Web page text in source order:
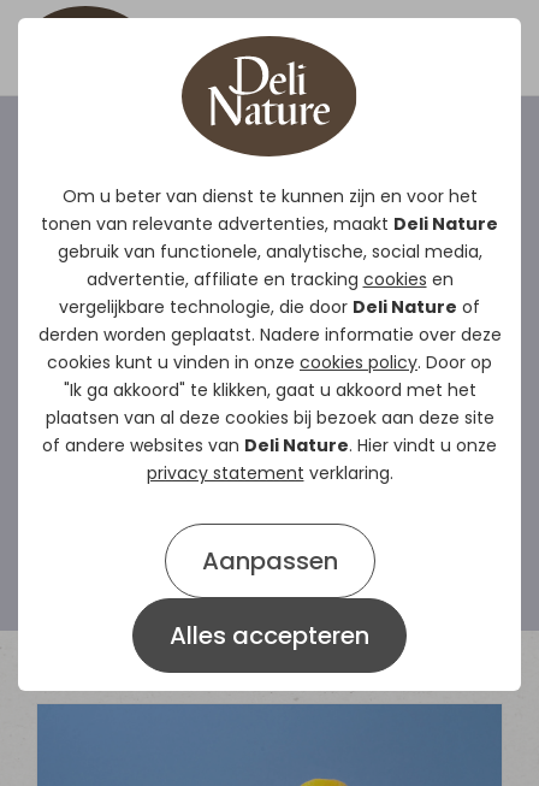
Om u beter van dienst te kunnen zijn en voor het
tonen van relevante advertenties, maakt Deli Nature
gebruik van functionele, analytische, social media,
advertentie, affiliate en tracking cookies en
vergelijkbare technologie, die door Deli Nature of
derden worden geplaatst. Nadere informatie over deze
cookies kunt u vinden in onze cookies policy. Door op
"Ik ga akkoord" te klikken, gaat u akkoord met het
plaatsen van al deze cookies bij bezoek aan deze site
of andere websites van Deli Nature. Hier vindt u onze
privacy statement verklaring.
Aanpassen
Alles accepteren
Vogels
Deli Nature Vogel heeft een brede waaier
vogelmengelingen en producten die perfect
afgestemd zijn op de specifieke
voedingsbehoeften van elke vogelsoort.
Het productieproces is uniek.De zaden worden
tot 3 maal toe grondig gereinigd waardoor